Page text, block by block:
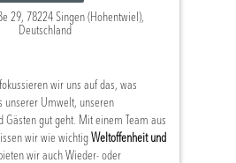
29, 78224 Singen (Hohentwiel),
Deutschland
wir uns auf das, was
unserer Umwelt, unseren
Gästen gut geht. Mit einem Team aus
wir wie wichtig Weltoffenheit und
wir auch Wieder- oder